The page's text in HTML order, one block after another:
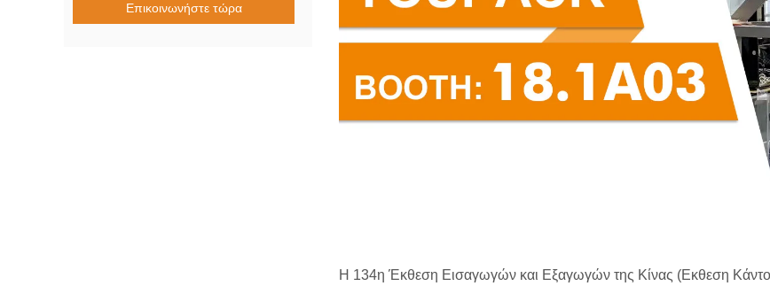
Επικοινωνήστε τώρα
Η 134η Έκθεση Εισαγωγών και Εξαγωγών της Κίνας (Εκθεση